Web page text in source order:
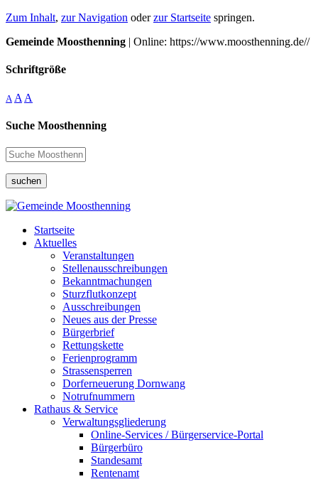
Zum Inhalt, zur Navigation oderzur Startseite springen.
Gemeinde Moosthenning | Online: https://www.moosthenning.de//
Schriftgröße
A A A
Suche Moosthenning
suchen
Startseite
Aktuelles
Veranstaltungen
Stellenausschreibungen
Bekanntmachungen
Sturzflutkonzept
Ausschreibungen
Neues aus der Presse
Bürgerbrief
Rettungskette
Ferienprogramm
Strassensperren
Dorferneuerung Dornwang
Notrufnummern
Rathaus & Service
Verwaltungsgliederung
Online-Services / Bürgerservice-Portal
Bürgerbüro
Standesamt
Rentenamt